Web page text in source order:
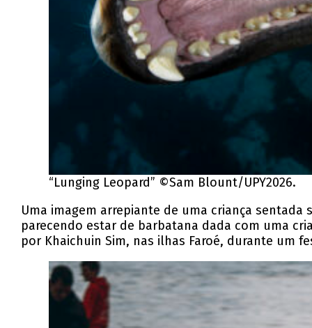
“Lunging Leopard” ©Sam Blount/UPY2026.
Uma imagem arrepiante de uma criança
parecendo estar de barbatana dada com uma
por Khaichuin Sim, nas ilhas Faroé, durante um